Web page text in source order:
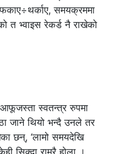
समयक्रममा
त भ्वाइस रेकर्ड नै राखेको
स्वतन्त्र रुपमा
जाने थियो भन्दै उनले तर
छन्, ‘लामो समयदेखि
सिक्दा राम्रै होला ।